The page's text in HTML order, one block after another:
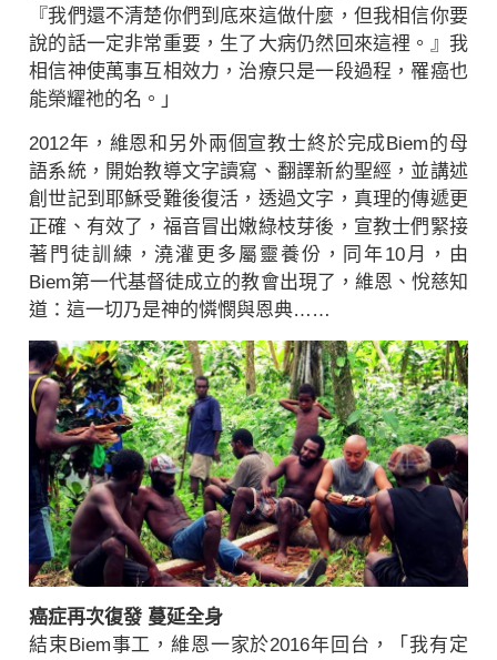
『我們還不清楚你們到底來這做什麼，但我相信你要
說的話一定非常重要，生了大病仍然回來這裡。』我
相信神使萬事互相效力，治療只是一段過程，罹癌也
能榮耀祂的名。」
2012年，維恩和另外兩個宣教士終於完成Biem的母
語系統，開始教導文字讀寫、翻譯新約聖經，並講述
創世記到耶穌受難後復活，透過文字，真理的傳遞更
正確、有效了，福音冒出嫩綠枝芽後，宣教士們緊接
著門徒訓練，澆灌更多屬靈養份，同年10月，由
Biem第一代基督徒成立的教會出現了，維恩、悅慈知
道：這一切乃是神的憐憫與恩典……
癌症再次復發 蔓延全身
結束Biem事工，維恩一家於2016年回台，「我有定